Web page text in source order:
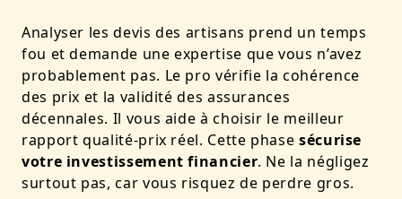
Analyser les devis des artisans prend un temps
fou et demande une expertise que vous n’avez
probablement pas. Le pro vérifie la cohérence
des prix et la validité des assurances
décennales. Il vous aide à choisir le meilleur
rapport qualité-prix réel. Cette phase sécurise
votre investissement financier. Ne la négligez
surtout pas, car vous risquez de perdre gros.